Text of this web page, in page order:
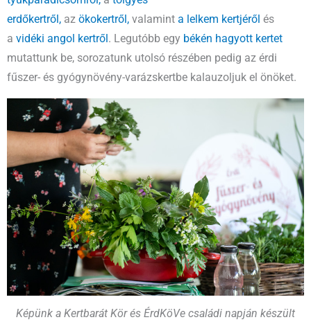
erdőkertről, az ökokertről, valamint a lelkem kertjéről és
a vidéki angol kertről . Legutóbb egy békén hagyott kertet
mutattunk be, sorozatunk utolsó részében pedig az érdi
fűszer- és gyógynövény-varázskertbe kalauzoljuk el önöket.
Képünk a Kertbarát Kör és ÉrdKöVe családi napján készült